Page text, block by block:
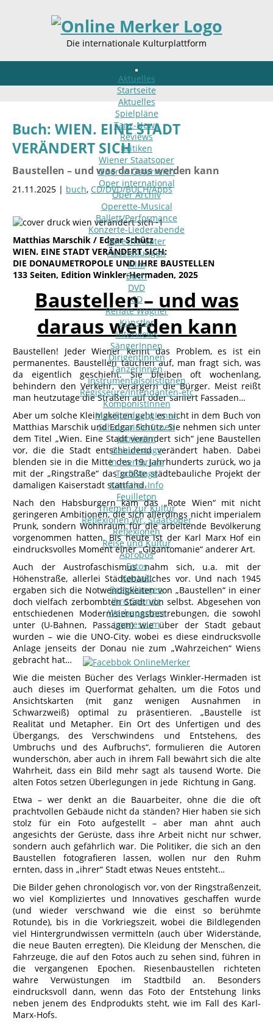
Die internationale Kulturplattform
Aktuelles
Startseite
Aktuelles
Spielpläne
Tanz-News
Reviews
Kritiken
Wiener Staatsoper
Oper in Österreich
Oper international
Oper Archiv
Operette-Musical
Ballett/Performance
Konzerte-Liederabende
Sprechtheater
Ausstellungen
Film
Buch
DVD
CD
Renate Wagner
Künstler
Interviews
SängerInnen
DirigentInnen
TänzerInnen
InstrumentalsolistInnen
Regisseure/Intendanten-etc
KomponistInnen
MusikpädagogInnen
SchauspielerInnen
Jubilaeen
Geburtstage
In memoriam
Todestage
Künstler-Info
Feuilleton
Themen zur Kultur
Reflexionen Wr. Staatsoper
Reflexionen
Reise und Kultur
Apropos
Fotos
Kontakt
Bestellungen
Ihre Spende
Werbepartner
Impressum
Buch: WIEN. EINE STADT
VERÄNDERT SICH
Baustellen – und was daraus werden kann
21.11.2025 | buch, CD/DVD/BUCH/Apps
Matthias Marschik / Edgar Schütz
WIEN. EINE STADT VERÄNDERT SICH:
DIE DONAUMETROPOLE UND IHRE BAUSTELLEN
133 Seiten, Edition Winkler-Hermaden, 2025
Baustellen – und was
daraus werden kann
Baustellen! Jeder Wiener kennt das Problem, es ist ein
permanentes. Baustellen tauchen auf, man fragt sich, was
da eigentlich geschieht. Sie bleiben oft wochenlang,
behindern den Verkehr, verärgern die Bürger. Meist reißt
man heutzutage die Straßen auf oder saniert Fassaden…
Aber um solche Kleinigkeiten geht es nicht in dem Buch von
Matthias Marschik und Edgar Schütz. Sie nehmen sich unter
dem Titel „Wien. Eine Stadt verändert sich“ jene Baustellen
vor, die die Stadt entscheidend verändert haben. Dabei
blenden sie in die Mitte des 19. Jahrhunderts zurück, wo ja
mit der „Ringstraße“ das größte städtebauliche Projekt der
damaligen Kaiserstadt stattfand.
Nach den Habsburgern kam das „Rote Wien“ mit nicht
geringeren Ambitionen, die sich allerdings nicht imperialem
Prunk, sondern Wohnraum für die arbeitende Bevölkerung
vorgenommen hatten. Bis heute ist der Karl Marx Hof ein
eindrucksvolles Moment einer „Gigantomanie“ anderer Art.
Auch der Austrofaschismus nahm sich, u.a. mit der
Höhenstraße, allerlei Städtebauliches vor. Und nach 1945
ergaben sich die Notwendigkeiten von „Baustellen“ in einer
doch vielfach zerbombten Stadt von selbst. Abgesehen von
entschiedenen Modernisierungsbestrebungen, die sowohl
unter (U-Bahnen, Passagen) wie über der Stadt gebaut
wurden – wie die UNO-City. wobei es diese eindrucksvolle
Anlage jenseits der Donau nie zum „Wahrzeichen“ Wiens
gebracht hat…
Wie die meisten Bücher des Verlags Winkler-Hermaden ist
auch dieses im Querformat gehalten, um die Fotos und
Ansichtskarten (mit ganz wenigen Ausnahmen in
Schwarzweiß) optimal zu präsentieren. „Baustelle ist
Realität und Metapher. Ein Ort des Unfertigen und des
Übergangs, des Verschwindens und Entstehens, des
Umbruchs und des Aufbruchs“, formulieren die Autoren
wunderschön, aber auch in ihrem Fall bewährt sich die alte
Wahrheit, dass ein Bild mehr sagt als tausend Worte. Die
alten Fotos setzen Überlegungen in jede Richtung in Gang.
Etwa – wer denkt an die Bauarbeiter, ohne die die oft
prachtvollen Gebäude nicht da ständen? Hier haben sie sich
stolz für ein Foto aufgestellt – aber man ahnt auch
angesichts der Gerüste, dass ihre Arbeit nicht nur schwer,
sondern auch gefährlich war. Die Politiker, die sich an den
Baustellen fotografieren lassen, wollen nur den Ruhm
ernten, dass in „ihrer“ Stadt etwas Neues entsteht…
Die Bilder gehen chronologisch vor, von der Ringstraßenzeit,
wo viel Kompliziertes und Innovatives geschaffen wurde
(und wieder verschwand wie die einst so berühmte
Rotunde), bis in die Vorkriegszeit, wobei die Bildlegenden
viel Hintergrundwissen vermitteln (auch über Widerstände,
die neue Bauten erregten). Die Kleidung der Menschen, die
Fahrzeuge, die auf den Fotos auch zu sehen sind, führen in
die vergangenen Epochen. Riesenbaustellen richteten
wahre Verwüstungen im Stadtbild an. Besonders
eindrucksvoll dann, wenn das Foto der Entstehung links
neben jenem des Endprodukts steht, wie im Fall des Karl-
Marx-Hofs.